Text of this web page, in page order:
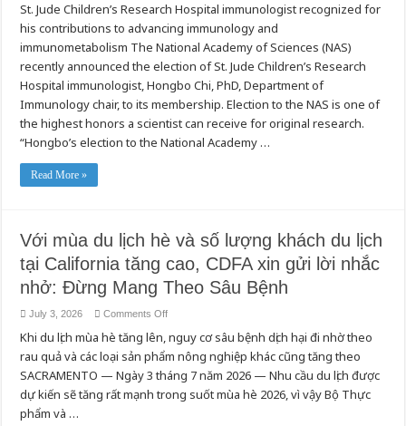
Jude
researcher
Hongbo
Chi,
PhD,
elected
to
the
National
Academy
Sciences
St. Jude Children’s Research Hospital immunologist recognized for
his contributions to advancing immunology and
immunometabolism The National Academy of Sciences (NAS)
recently announced the election of St. Jude Children’s Research
Hospital immunologist, Hongbo Chi, PhD, Department of
Immunology chair, to its membership. Election to the NAS is one of
the highest honors a scientist can receive for original research.
“Hongbo’s election to the National Academy …
Read More »
Với mùa du lịch hè và số lượng khách du lịch
tại California tăng cao, CDFA xin gửi lời nhắc
nhở: Đừng Mang Theo Sâu Bệnh
July 3, 2026 Comments Offon
mùa
du
lịch
và
lượng
Khi du lịch mùa hè tăng lên, nguy cơ sâu bệnh dịch hại đi nhờ theo
rau quả và các loại sản phẩm nông nghiệp khác cũng tăng theo
SACRAMENTO — Ngày 3 tháng 7 năm 2026 — Nhu cầu du lịch được
dự kiến sẽ tăng rất mạnh trong suốt mùa hè 2026, vì vậy Bộ Thực
phẩm và …